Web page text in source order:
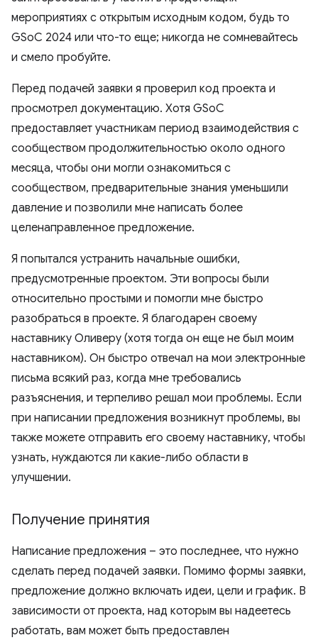
мероприятиях с открытым исходным кодом, будь то
GSoC 2024 или что-то еще; никогда не сомневайтесь
и смело пробуйте.
Перед подачей заявки я проверил код проекта и
просмотрел документацию. Хотя GSoC
предоставляет участникам период взаимодействия с
сообществом продолжительностью около одного
месяца, чтобы они могли ознакомиться с
сообществом, предварительные знания уменьшили
давление и позволили мне написать более
целенаправленное предложение.
Я попытался устранить начальные ошибки,
предусмотренные проектом. Эти вопросы были
относительно простыми и помогли мне быстро
разобраться в проекте. Я благодарен своему
наставнику Оливеру (хотя тогда он еще не был моим
наставником). Он быстро отвечал на мои электронные
письма всякий раз, когда мне требовались
разъяснения, и терпеливо решал мои проблемы. Если
при написании предложения возникнут проблемы, вы
также можете отправить его своему наставнику, чтобы
узнать, нуждаются ли какие-либо области в
улучшении.
Получение принятия
Написание предложения – это последнее, что нужно
сделать перед подачей заявки. Помимо формы заявки,
предложение должно включать идеи, цели и график. В
зависимости от проекта, над которым вы надеетесь
работать, вам может быть предоставлен